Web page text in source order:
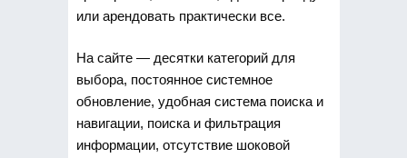
или арендовать практически все.
На сайте — десятки категорий для
выбора, постоянное системное
обновление, удобная система поиска и
навигации, поиска и фильтрация
информации, отсутствие шоковой